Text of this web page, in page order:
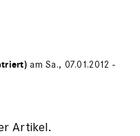
am Sa., 07.01.2012 -
Artikel.